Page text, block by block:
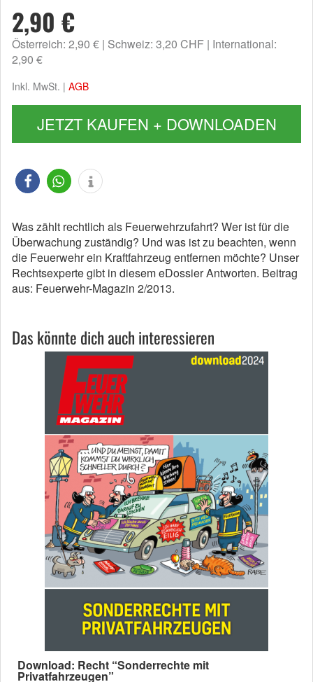
2,90 €
Österreich: 2,90 € Schweiz: 3,20 CHF International:
2,90 €
Inkl. MwSt. | AGB
JETZT KAUFEN + DOWNLOADEN
Was zählt rechtlich als Feuerwehrzufahrt? Wer ist für die
Überwachung zuständig? Und was ist zu beachten, wenn
die Feuerwehr ein Kraftfahrzeug entfernen möchte? Unser
Rechtsexperte gibt in diesem eDossier Antworten. Beitrag
aus: Feuerwehr-Magazin 2/2013.
Das könnte dich auch interessieren
Download: Recht “Sonderrechte mit
Privatfahrzeugen”